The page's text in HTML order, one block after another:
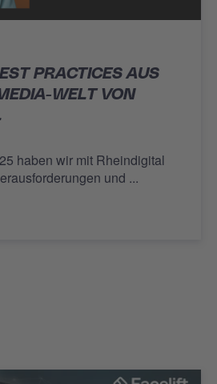
PRACTICES AUS
WELT VON
haben wir mit Rheindigital
und ...